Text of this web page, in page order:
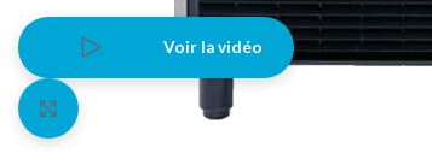
Voir la vidéo
Agrandir l'image